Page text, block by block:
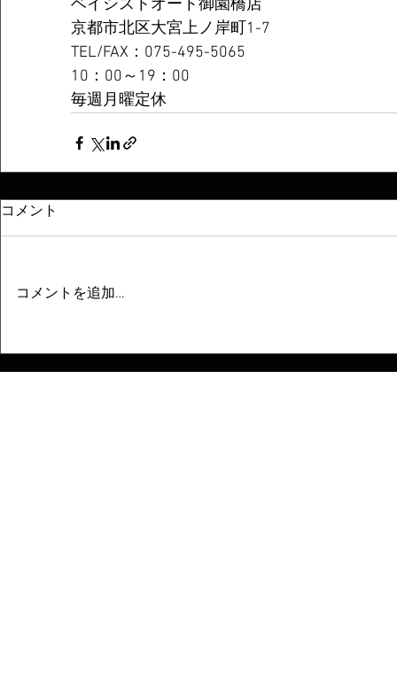
ベイシストオート御園橋店
京都市北区大宮上ノ岸町1-7
TEL/FAX：075-495-5065
10：00～19：00
毎週月曜定休
コメント
コメントを追加…